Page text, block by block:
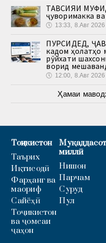
ТАВСИЯИ
ҷуворимакка
🕔 13:33, 8.Авг 2026
ПУРСИДЕД,
кадом ҳолатҳо
рӯйхати
ворид
🕔 12:00, 8.Авг 2026
Ҳамаи
Тоҷикистон
Таърих
Иқтисодӣ
Фарҳанг ва
маориф
Сайёҳӣ
Тоҷикистон
ва ҷомеаи
ҷаҳон
миллӣ
Нишон
Парчам
Суруд
Пул